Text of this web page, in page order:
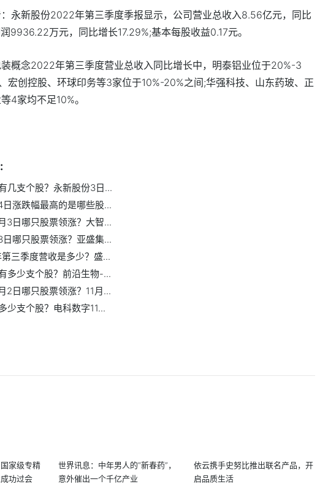
永新股份2022年第三季度季报显示，公司营业总收入8.56亿元，同比
9936.22万元，同比增长17.29%;基本每股收益0.17元。
概念2022年第三季度营业总收入同比增长中，明泰铝业位于20%-3
宏创控股、环球印务等3家位于10%-20%之间;华强科技、山东药玻、正
4家均不足10%。
几支个股？永新股份3日...
涨跌幅最高的是哪些股...
3日哪只股票领涨？大智...
哪只股票领涨？亚盛集...
三季度营收是多少？盛...
多少支个股？前沿生物-...
2日哪只股票领涨？11月...
少支个股？电科数字11...
家级专精
功过会
世界讯息：中年男人的“新春药”，
意外催出一个千亿产业
依云携手史努比推出联名产品，开
启品质生活